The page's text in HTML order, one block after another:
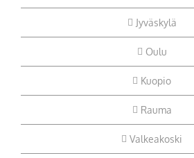
Jyväskylä
Oulu
Kuopio
Rauma
Valkeakoski